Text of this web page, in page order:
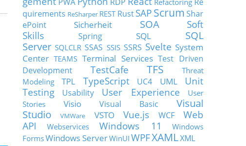
Refactoring
quirements ReSharper REST Rust SAP Scrum Shar
ePoint
Sicherheit SOA
Soft
Skills
Spring SQL
SQL
Server SQLCLR SSAS SSIS SSRS Svelte System
Center TEAMS Terminal Services Test Driven
Development
TestCafe TFS
Threat
Modeling
TPL TypeScript UC4 UML
Unit
Testing
Usability User Experience
User
Stories
Visio Visual Basic
Visual
Studio
VMWare VSTO Vue.js WCF
Web
API
Webservices Windows 11
Windows
FormsWindows ServerWinUI WPFXAMLXML